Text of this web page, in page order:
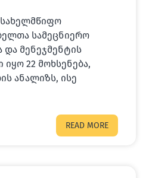
სამეცნიერო
და მენეჯმენტის
22 მოხსენება,
ანალიზს, ისე
READ MORE